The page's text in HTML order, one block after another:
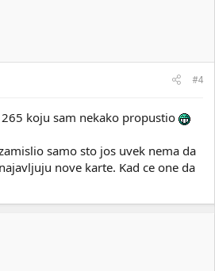
#4
koju sam nekako propustio
samo sto jos uvek nema da
nove karte. Kad ce one da